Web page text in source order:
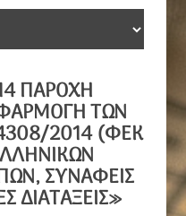
ΠΑΡΟΧΉ
ΤΩΝ
2014 (ΦΕΚ
ΣΥΝΑΦΕΊΣ
ΔΙΑΤΆΞΕΙΣ»